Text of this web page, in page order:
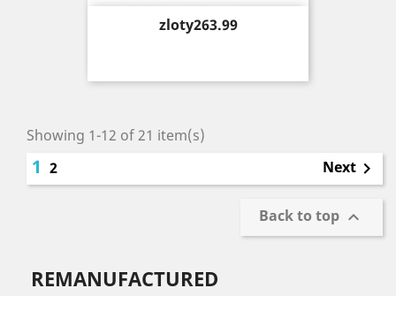
Price
zloty263.99
Showing 1-12 of 21 item(s)
1 2 Next 
Back to top 
REMANUFACTURED